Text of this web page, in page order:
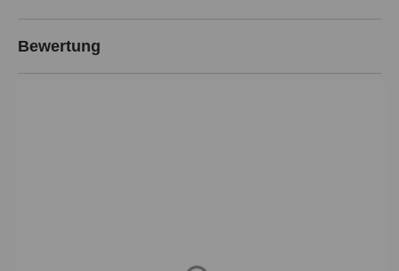
Bewertung
Loading...